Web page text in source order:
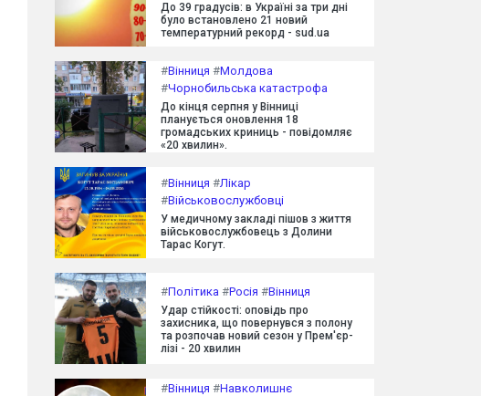
До 39 градусів: в Україні за три дні
було встановлено 21 новий
температурний рекорд - sud.ua
#Вінниця #Молдова
#Чорнобильська катастрофа
До кінця серпня у Вінниці
планується оновлення 18
громадських криниць - повідомляє
«20 хвилин».
#Вінниця #Лікар
#Військовослужбовці
У медичному закладі пішов з життя
військовослужбовець з Долини
Тарас Когут.
#Політика #Росія #Вінниця
Удар стійкості: оповідь про
захисника, що повернувся з полону
та розпочав новий сезон у Прем'єр-
лізі - 20 хвилин
#Вінниця #Навколишнє